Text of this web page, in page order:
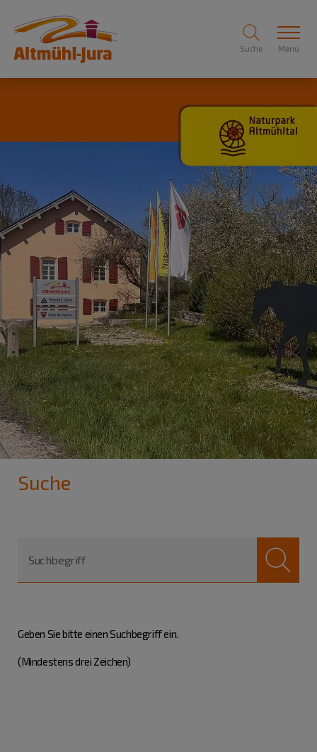
Suche Menü
Suche
Suchbegriff
Geben Sie bitte einen Suchbegriff ein.
(Mindestens drei Zeichen)